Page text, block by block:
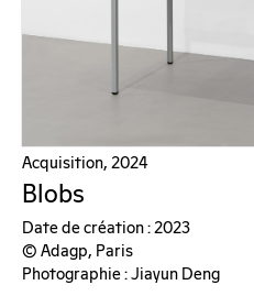
Acquisition, 2024
Blobs
Date de création : 2023
© Adagp, Paris
Photographie : Jiayun Deng